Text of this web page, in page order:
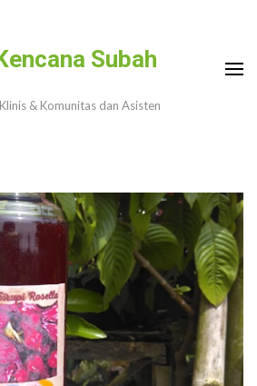
Subah
& Komunitas dan Asisten